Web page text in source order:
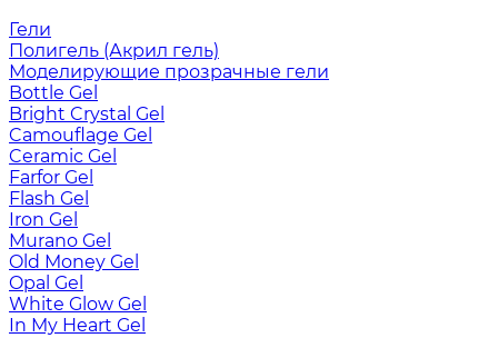
Гели
Полигель (Акрил гель)
Моделирующие прозрачные гели
Bottle Gel
Bright Crystal Gel
Camouflage Gel
Ceramic Gel
Farfor Gel
Flash Gel
Iron Gel
Murano Gel
Old Money Gel
Opal Gel
White Glow Gel
In My Heart Gel